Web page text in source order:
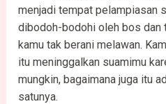
menjadi tempat pelampiasan
dibodoh-bodohi oleh bos dan
kamu tak berani melawan.
itu meninggalkan suamimu
mungkin, bagaimana juga itu
satunya.